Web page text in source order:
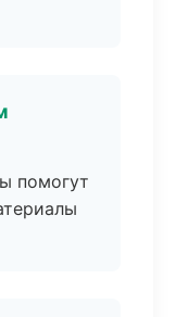
помогут